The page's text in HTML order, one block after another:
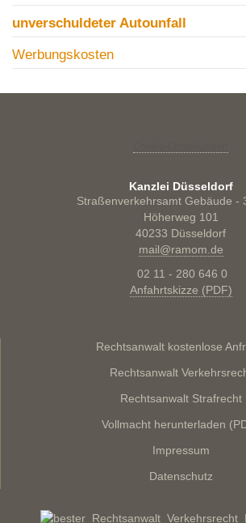
unverschuldeter Autounfall
Werbungskosten
Kanzlei Düsseldorf
Straßenverkehrsamt Gebäude -
Höherweg 101
40233 Düsseldorf
mail@ramom.de
02 11 - 280 646 0
Anfahrtskizze (PDF)
Rechtsanwalt kostenlose
Rechtsanwalt
Rechtsanwalt Strafrecht
Vollmacht herunterladen
Impressum
Datenschutz